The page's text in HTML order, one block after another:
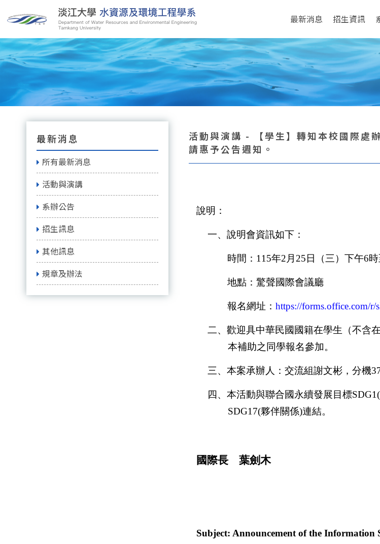
最新消息 招生資訊
最新消息
所有最新消息
活動與演講
系辦公告
招生訊息
其他訊息
規章及辦法
活動與演講 - 【學生】轉知本校國際處
請惠予公告週知。
說明：
一、說明會資訊如下：
時間： 115年2月 25 日（三）下午6
地點：驚聲國際會議廳
報名網址： https://forms.office.com/r/
二、歡迎具中華民國國籍在學生（不含
本補助之同學報名參加。
三、本案承辦人：交流組謝文彬，分機
四、本活動與聯合國永續發展目標SDG1(
SDG17(夥伴關係)連結。
國際長 葉劍木
Subject: Announcement of the Information